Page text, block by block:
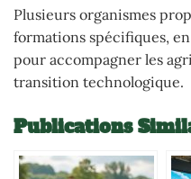
Plusieurs organismes
formations spécifiques,
pour accompagner les
transition technologique.
Publications